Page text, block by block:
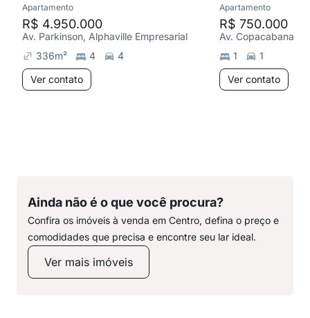
Apartamento
R$ 4.950.000
Av. Parkinson, Alphaville Empresarial
336m² 4
4
Ver contato
Apartamento
R$ 750.000
1
1
Ver contato
Ainda não é o que você procura?
Confira os imóveis à venda em Centro, defina o preço e
comodidades que precisa e encontre seu lar ideal.
Ver mais imóveis